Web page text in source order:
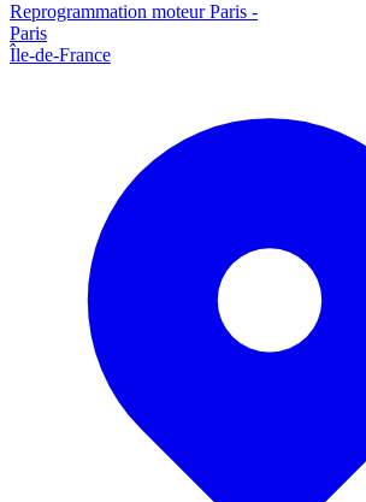
Reprogrammation moteurParis -
Paris
Île-de-France